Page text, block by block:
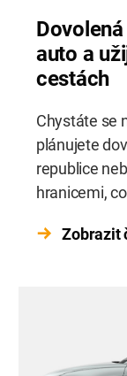
auto a
cestách
Chystáte se
plánujete
republice
hranicemi,
pohodlí?
Zobrazit